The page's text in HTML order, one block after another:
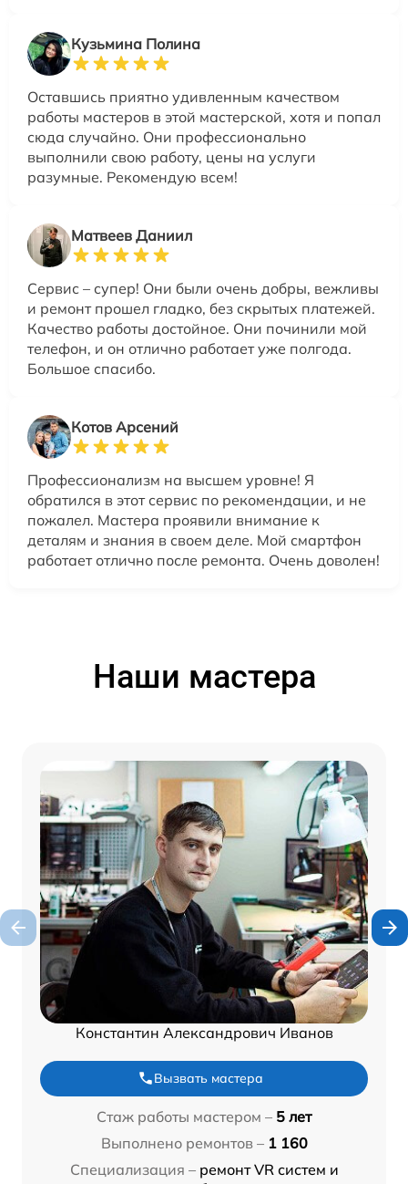
Кузьмина Полина
Оставшись приятно удивленным качеством
работы мастеров в этой мастерской, хотя и попал
сюда случайно. Они профессионально
выполнили свою работу, цены на услуги
разумные. Рекомендую всем!
Матвеев Даниил
Сервис – супер! Они были очень добры, вежливы
и ремонт прошел гладко, без скрытых платежей.
Качество работы достойное. Они починили мой
телефон, и он отлично работает уже полгода.
Большое спасибо.
Котов Арсений
Профессионализм на высшем уровне! Я
обратился в этот сервис по рекомендации, и не
пожалел. Мастера проявили внимание к
деталям и знания в своем деле. Мой смартфон
работает отлично после ремонта. Очень доволен!
Наши мастера
Константин Александрович Иванов
Вызвать мастера
Стаж работы мастером – 5 лет
Выполнено ремонтов – 1 160
Специализация – ремонт VR систем и